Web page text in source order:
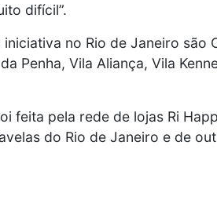
difícil”.
no Rio de Janeiro são
Penha, Vila Aliança, Vila
feita pela rede de lojas Ri
do Rio de Janeiro e de